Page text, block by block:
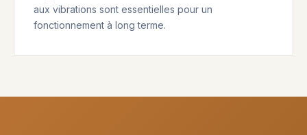
aux vibrations sont essentielles pour un
fonctionnement à long terme.